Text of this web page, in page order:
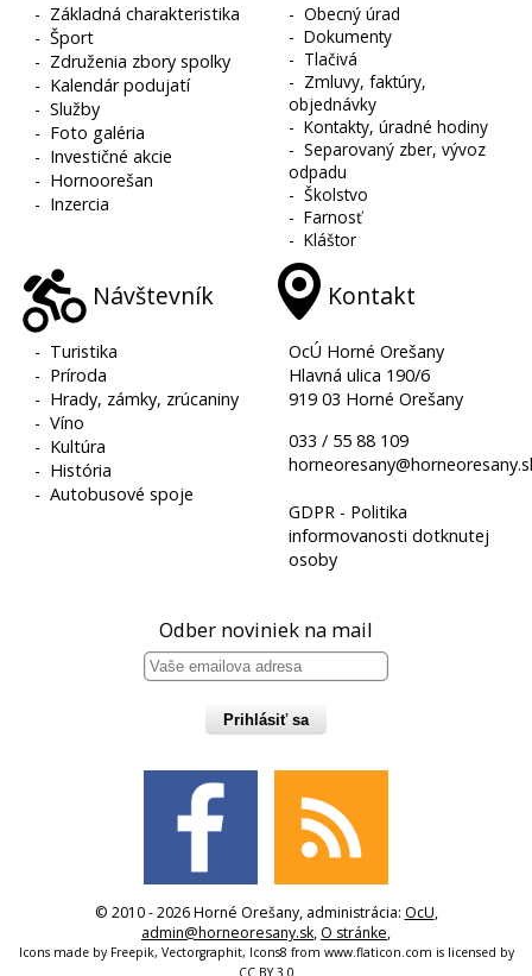
- Základná charakteristika
-Šport
- Združenia zbory spolky
- Kalendár podujatí
-Služby
- Foto galéria
- Investičné akcie
- Hornoorešan
- Inzercia
-Obecný úrad
-Dokumenty
- Tlačivá
- Zmluvy, faktúry,
objednávky
-Kontakty, úradné hodiny
-Separovaný zber, vývoz
odpadu
-Školstvo
-Farnosť
-Kláštor
Návštevník
- Turistika
- Príroda
- Hrady, zámky, zrúcaniny
-Víno
- Kultúra
- História
-Autobusové spoje
Kontakt
OcÚ Horné Orešany
Hlavná ulica 190/6
919 03 Horné Orešany
033 / 55 88 109
GDPR - Politika
informovanosti dotknutej
osoby
Odber noviniek na mail
Prihlásiť sa
© 2010 - 2026 Horné Orešany, administrácia: OcU,
admin@horneoresany.sk, O stránke,
Icons made by Freepik, Vectorgraphit, Icons8 from www.flaticon.com is licensed by
CC BY 3.0